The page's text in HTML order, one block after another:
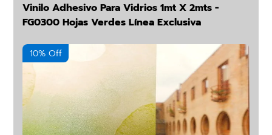
Vinilo Adhesivo Para Vidrios 1mt X 2mts -
FG0300 Hojas Verdes Línea Exclusiva
10% Off